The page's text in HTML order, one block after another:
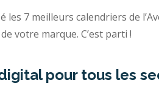
7 meilleurs calendriers de
votre marque. C’est parti !
pour tous les